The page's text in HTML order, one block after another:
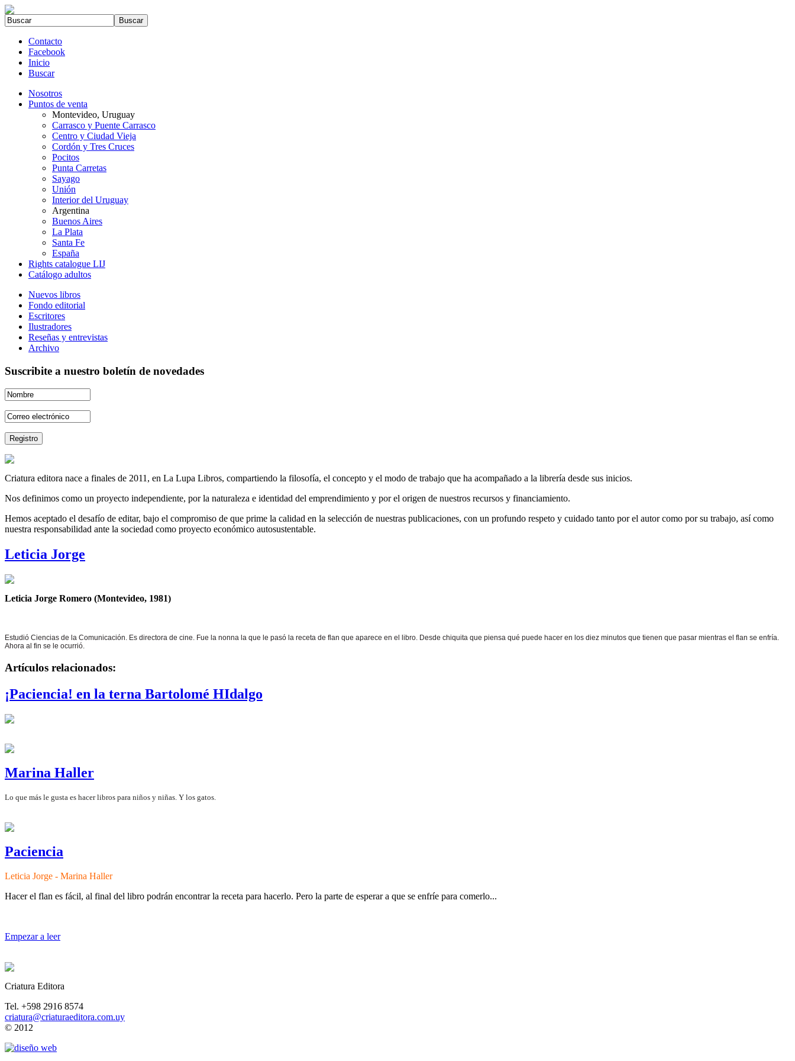
Contacto
Facebook
Inicio
Buscar
Nosotros
Puntos de venta
Montevideo, Uruguay
Carrasco y Puente Carrasco
Centro y Ciudad Vieja
Cordón y Tres Cruces
Pocitos
Punta Carretas
Sayago
Unión
Interior del Uruguay
Argentina
Buenos Aires
La Plata
Santa Fe
España
Rights catalogue LIJ
Catálogo adultos
Nuevos libros
Fondo editorial
Escritores
Ilustradores
Reseñas y entrevistas
Archivo
Suscribite a nuestro boletín de novedades
Criatura editora nace a finales de 2011, en La Lupa Libros, compartiendo la filosofía, el concepto y el modo de trabajo que ha acompañado a la librería desde sus inicios.
Nos definimos como un proyecto independiente, por la naturaleza e identidad del emprendimiento y por el origen de nuestros recursos y financiamiento.
Hemos aceptado el desafío de editar, bajo el compromiso de que prime la calidad en la selección de nuestras publicaciones, con un profundo respeto y cuidado tanto por el autor como por su trabajo, así como
nuestra responsabilidad ante la sociedad como proyecto económico autosustentable.
Leticia Jorge
Leticia Jorge Romero (Montevideo, 1981)
Estudió Ciencias de la Comunicación. Es directora de cine. Fue la nonna la que le pasó la receta de flan que aparece en el libro. Desde chiquita que piensa qué puede hacer en los diez minutos que tienen que pasar mientras el flan se enfría.
Ahora al fin se le ocurrió.
Artículos relacionados:
¡Paciencia! en la terna Bartolomé HIdalgo
Marina Haller
Lo que más le gusta es hacer libros para niños y niñas. Y los gatos.
Paciencia
Leticia Jorge - Marina Haller
Hacer el flan es fácil, al final del libro podrán encontrar la receta para hacerlo. Pero la parte de esperar a que se enfríe para comerlo...
Empezar a leer
Criatura Editora
Tel. +598 2916 8574
criatura@criaturaeditora.com.uy
© 2012